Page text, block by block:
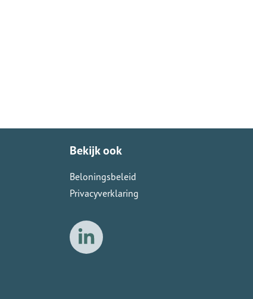
Bekijk ook
Beloningsbeleid
Privacyverklaring